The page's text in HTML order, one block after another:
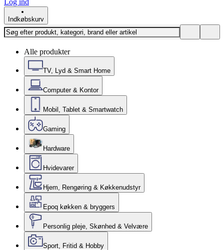
Log ind
Indkøbskurv
Alle produkter
TV, Lyd & Smart Home
Computer & Kontor
Mobil, Tablet & Smartwatch
Gaming
Hardware
Hvidevarer
Hjem, Rengøring & Køkkenudstyr
Epoq køkken & bryggers
Personlig pleje, Skønhed & Velvære
Sport, Fritid & Hobby